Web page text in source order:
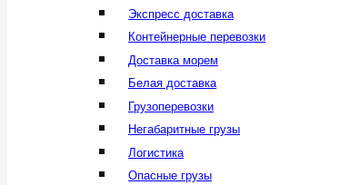
Экспресс доставка
Контейнерные перевозки
Доставка морем
Белая доставка
Грузоперевозки
Негабаритные грузы
Логистика
Опасные грузы